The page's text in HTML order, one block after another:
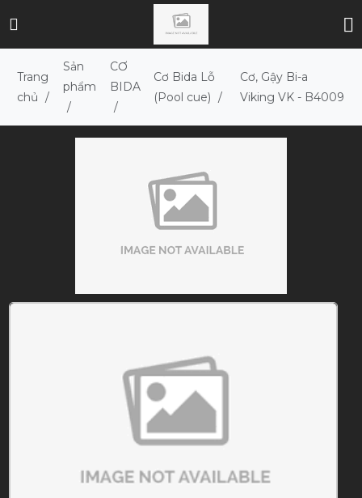
Trang
chủ /
Sản
phẩm
/
CƠ
BIDA
/
Cơ Bida Lỗ
(Pool cue) /
Cơ, Gậy Bi-a
Viking VK - B4009